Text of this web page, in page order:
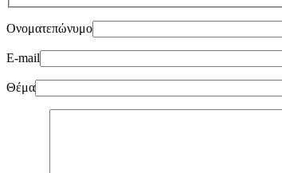
Ονοματεπώνυμο
E-mail
Θέμα